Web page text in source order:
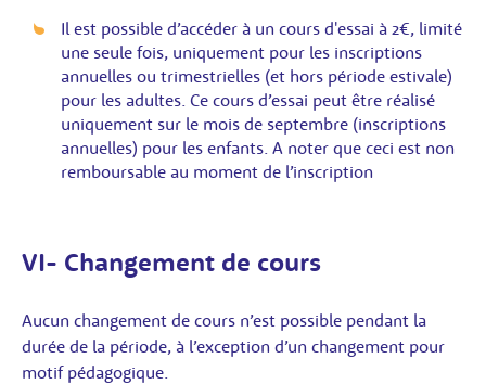
Il est possible d’accéder à un cours d'essai à 2€, limité
une seule fois, uniquement pour les inscriptions
annuelles ou trimestrielles (et hors période estivale)
pour les adultes. Ce cours d’essai peut être réalisé
uniquement sur le mois de septembre (inscriptions
annuelles) pour les enfants. A noter que ceci est non
remboursable au moment de l’inscription
VI- Changement de cours
Aucun changement de cours n’est possible pendant la
durée de la période, à l’exception d’un changement pour
motif pédagogique.